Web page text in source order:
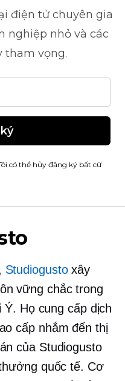
điện tử chuyên gia
nghiệp nhỏ và các
tham vọng.
có thể hủy đăng ký bất cứ
Studiogustoxây
vững chắc trong
Họ cung cấp dịch
cấp nhắm đến thị
của Studiogusto
quốc tế. Cơ